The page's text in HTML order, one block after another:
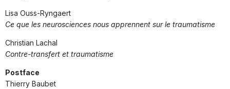
Lisa Ouss-Ryngaert
Ce que les neurosciences nous apprennent sur le traumatisme
Christian Lachal
Contre-transfert et traumatisme
Postface
Thierry Baubet